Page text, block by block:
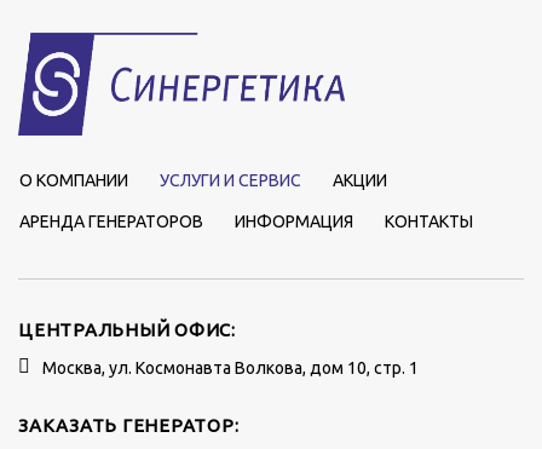
О КОМПАНИИ УСЛУГИ И СЕРВИС АКЦИИ
АРЕНДА ГЕНЕРАТОРОВ ИНФОРМАЦИЯ КОНТАКТЫ
ЦЕНТРАЛЬНЫЙ ОФИС:
Москва, ул. Космонавта Волкова, дом 10, стр. 1
ЗАКАЗАТЬ ГЕНЕРАТОР: